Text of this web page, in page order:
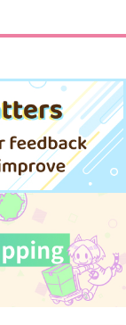
かえろう
440円（税込）
虎杖悠仁×脹相
サンプル
は
爆速ししゃも
専売 677円 （税込）
呪術廻戦
五条悟×虎杖悠仁
サンプル